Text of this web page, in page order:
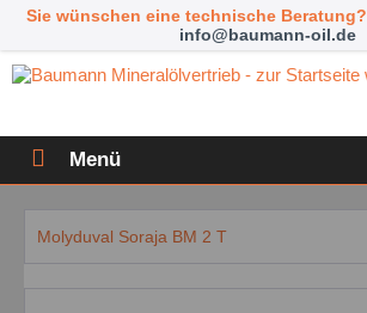
Sie wünschen eine technische Beratung?
info@baumann-oil.de
Menü
Molyduval Soraja BM 2 T